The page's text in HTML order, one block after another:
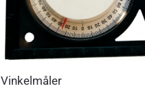
Vinkelmåler